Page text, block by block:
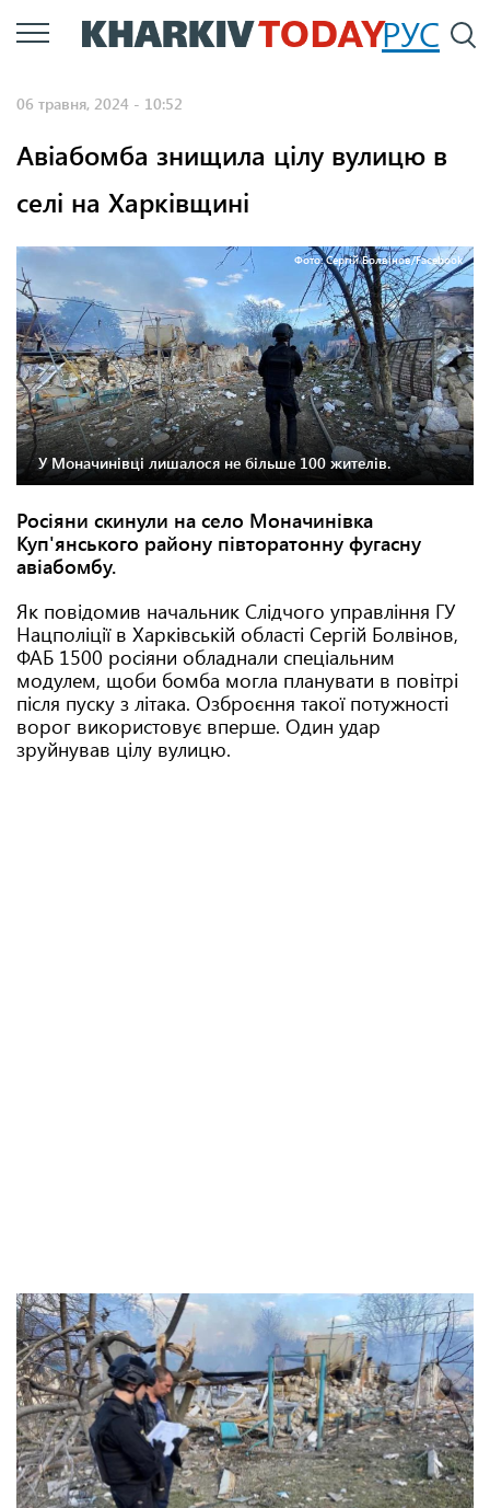
Перейти
до
РУС
06 травня, 2024 - 10:52
Авіабомба знищила цілу вулицю в
селі на Харківщині
Фото: Сергій Болвінов/Facebook
У Моначинівці лишалося не більше 100 жителів.
Росіяни скинули на село Моначинівка
Куп'янського району півторатонну фугасну
авіабомбу.
Як повідомив начальник Слідчого управління ГУ
Нацполіції в Харківській області Сергій Болвінов,
ФАБ 1500 росіяни обладнали спеціальним
модулем, щоби бомба могла планувати в повітрі
після пуску з літака. Озброєння такої потужності
ворог використовує вперше. Один удар
зруйнував цілу вулицю.